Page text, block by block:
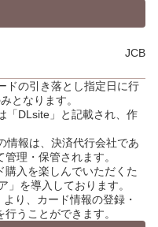
JCB
ドの引き落とし指定日に行
となります。
「DLsite」と記載され、作
情報は、決済代行会社であ
理・保管されます。
入を楽しんでいただくた
」を導入しております。
より、カード情報の登録・
うことができます。